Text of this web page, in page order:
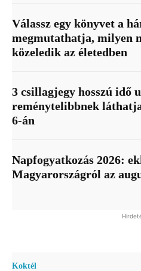
Válassz egy könyvet a
megmutathatja, milyen
közeledik az életedben
3 csillagjegy hosszú idő
reménytelibbnek
6-án
Napfogyatkozás 2026:
Magyarországról az
Koktél